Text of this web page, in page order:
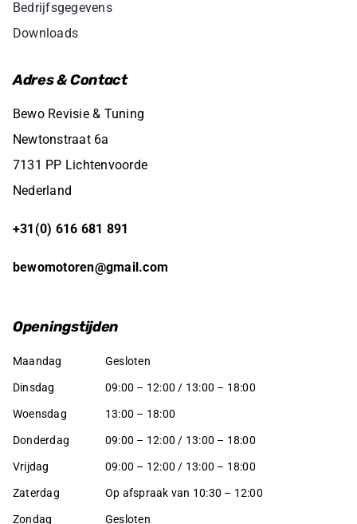
Bedrijfsgegevens
Downloads
Adres & Contact
Bewo Revisie & Tuning
Newtonstraat 6a
7131 PP Lichtenvoorde
Nederland
+31(0) 616 681 891
bewomotoren@gmail.com
Openingstijden
Maandag Gesloten
Dinsdag 09:00 – 12:00 / 13:00 – 18:00
Woensdag 13:00 – 18:00
Donderdag 09:00 – 12:00 / 13:00 – 18:00
Vrijdag 09:00 – 12:00 / 13:00 – 18:00
Zaterdag Op afspraak van 10:30 – 12:00
Zondag Gesloten